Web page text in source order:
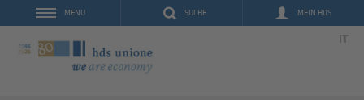
SUCHE MEIN HDS
MENU
IT